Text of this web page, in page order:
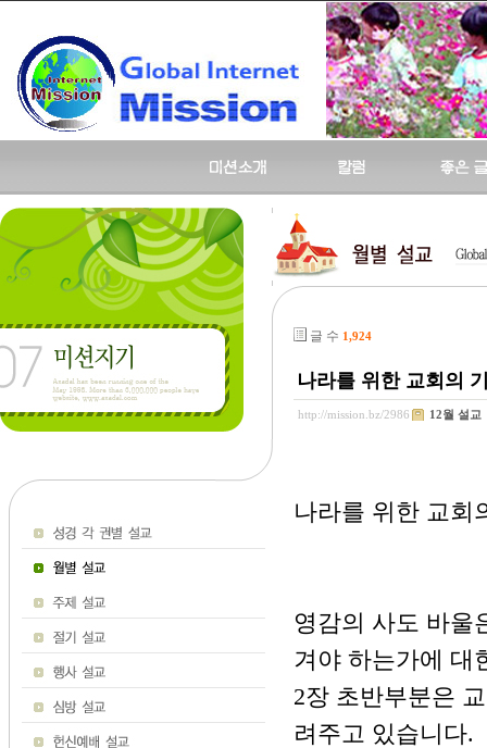
글 수 1,924
나라를 위한 교회의
http://mission.bz/2986 12월 설교
나라를 위한 교회
영감의 사도 바울
겨야 하는가에 대
2장 초반부분은
려주고 있습니다.